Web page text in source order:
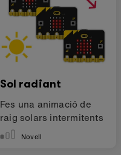
Sol radiant
Fes una animació de
raig solars intermitents
Novell